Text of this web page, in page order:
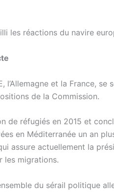
les réactions du navire
l’Allemagne et la France, se
de la Commission.
de réfugiés en 2015 et
en Méditerranée un an
assure actuellement la
les migrations.
du sérail politique